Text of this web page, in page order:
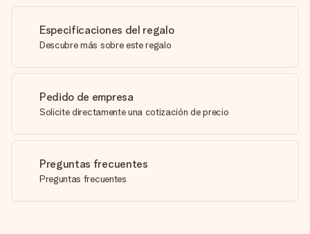
Especificaciones del regalo
Descubre más sobre este regalo
Pedido de empresa
Solicite directamente una cotización de precio
Preguntas frecuentes
Preguntas frecuentes